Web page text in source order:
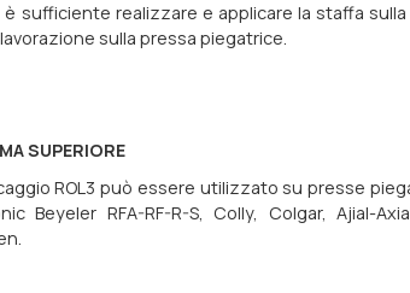
è sufficiente realizzare e applicare la staffa
sulla pressa piegatrice.
SUPERIORE
ROL3 può essere utilizzato su presse
Beyeler RFA-RF-R-S, Colly, Colgar, Ajial-